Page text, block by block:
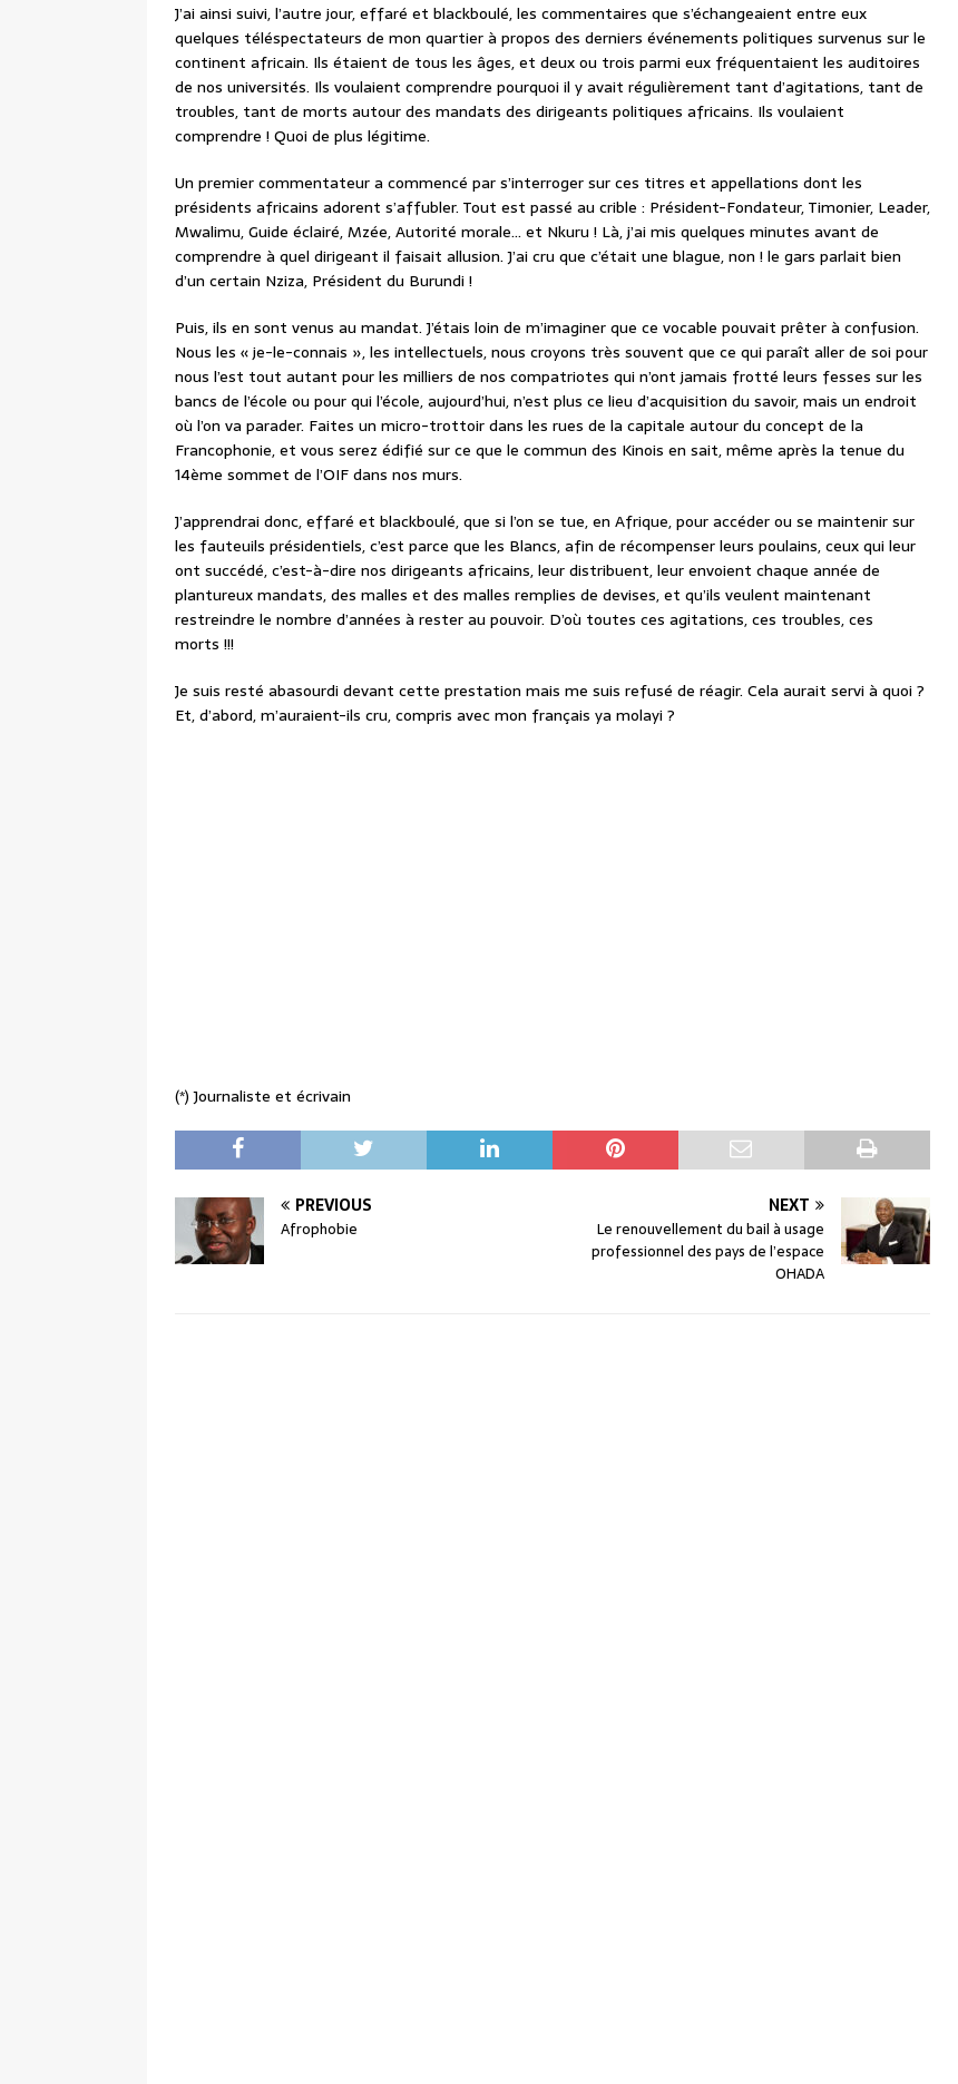
J’ai ainsi suivi, l’autre jour, effaré et blackboulé, les commentaires que s’échangeaient entre eux
quelques téléspectateurs de mon quartier à propos des derniers événements politiques survenus sur le
continent africain. Ils étaient de tous les âges, et deux ou trois parmi eux fréquentaient les auditoires
de nos universités. Ils voulaient comprendre pourquoi il y avait régulièrement tant d’agitations, tant de
troubles, tant de morts autour des mandats des dirigeants politiques africains. Ils voulaient
comprendre ! Quoi de plus légitime.
Un premier commentateur a commencé par s’interroger sur ces titres et appellations dont les
présidents africains adorent s’affubler. Tout est passé au crible : Président-Fondateur, Timonier, Leader,
Mwalimu, Guide éclairé, Mzée, Autorité morale… et Nkuru ! Là, j’ai mis quelques minutes avant de
comprendre à quel dirigeant il faisait allusion. J’ai cru que c’était une blague, non ! le gars parlait bien
d’un certain Nziza, Président du Burundi !
Puis, ils en sont venus au mandat. J’étais loin de m’imaginer que ce vocable pouvait prêter à confusion.
Nous les « je-le-connais », les intellectuels, nous croyons très souvent que ce qui paraît aller de soi pour
nous l’est tout autant pour les milliers de nos compatriotes qui n’ont jamais frotté leurs fesses sur les
bancs de l’école ou pour qui l’école, aujourd’hui, n’est plus ce lieu d’acquisition du savoir, mais un endroit
où l’on va parader. Faites un micro-trottoir dans les rues de la capitale autour du concept de la
Francophonie, et vous serez édifié sur ce que le commun des Kinois en sait, même après la tenue du
14ème sommet de l’OIF dans nos murs.
J’apprendrai donc, effaré et blackboulé, que si l’on se tue, en Afrique, pour accéder ou se maintenir sur
les fauteuils présidentiels, c’est parce que les Blancs, afin de récompenser leurs poulains, ceux qui leur
ont succédé, c’est-à-dire nos dirigeants africains, leur distribuent, leur envoient chaque année de
plantureux mandats, des malles et des malles remplies de devises, et qu’ils veulent maintenant
restreindre le nombre d’années à rester au pouvoir. D’où toutes ces agitations, ces troubles, ces
morts !!!
Je suis resté abasourdi devant cette prestation mais me suis refusé de réagir. Cela aurait servi à quoi ?
Et, d’abord, m’auraient-ils cru, compris avec mon français ya molayi ?
(*) Journaliste et écrivain
PREVIOUS
Afrophobie
NEXT
Le renouvellement du bail à usage
professionnel des pays de l’espace
OHADA